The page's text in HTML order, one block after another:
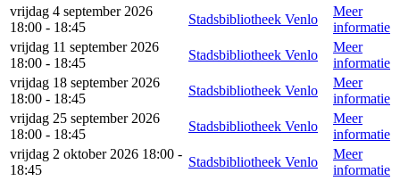
vrijdag 4 september 2026
18:00 - 18:45
Stadsbibliotheek Venlo
Meer
informatie
vrijdag 11 september 2026
18:00 - 18:45
Stadsbibliotheek Venlo
Meer
informatie
vrijdag 18 september 2026
18:00 - 18:45
Stadsbibliotheek Venlo
Meer
informatie
vrijdag 25 september 2026
18:00 - 18:45
Stadsbibliotheek Venlo
Meer
informatie
vrijdag 2 oktober 2026 18:00 -
18:45
Stadsbibliotheek Venlo
Meer
informatie